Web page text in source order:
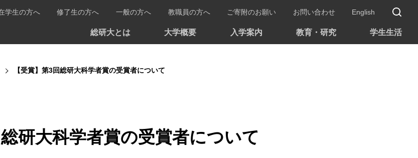
総研大とは 大学概要 入学案内 教育・研究 学生生活
学生の方へ 修了生の方へ 一般の方へ 教職員の方へ ご寄附のお願い お問い合わせ English
【受賞】第3回総研大科学者賞の受賞者について
総研大科学者賞の受賞者について